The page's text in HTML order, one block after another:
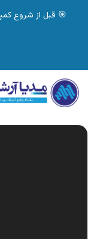
نمایشگر
ویدیو